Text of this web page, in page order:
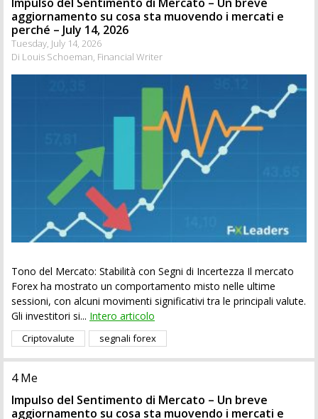
aggiornamento su cosa sta muovendo i mercati e
perché – July 14, 2026
Tuesday, July 14, 2026
Di Louis Schoeman, Financial Writer
Tono del Mercato: Stabilità con Segni di Incertezza Il mercato
Forex ha mostrato un comportamento misto nelle ultime
sessioni, con alcuni movimenti significativi tra le principali valute.
Gli investitori si... Intero articolo
Criptovalute segnali forex
4 Me
Impulso del Sentimento di Mercato – Un breve
aggiornamento su cosa sta muovendo i mercati e